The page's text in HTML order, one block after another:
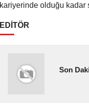
kariyerinde olduğu kadar
EDİTÖR
Son